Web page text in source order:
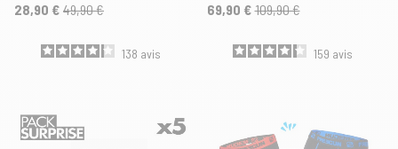
28,90 € 49,90 €
138 avis
69,90 € 109,90 €
159 avis